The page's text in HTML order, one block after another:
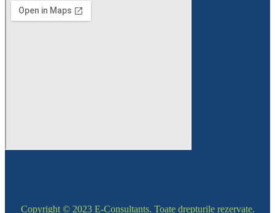
Copyright © 2023 E-Consultants. Toate drepturile rezervate.